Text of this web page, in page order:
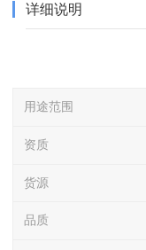
详细说明
用途范围
资质
货源
品质